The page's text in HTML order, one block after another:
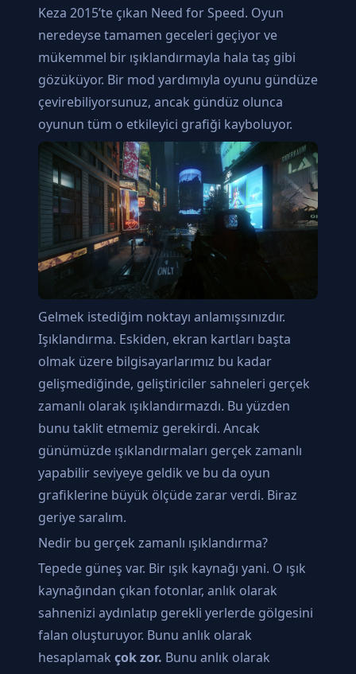
Keza 2015’te çıkan Need for Speed. Oyun
neredeyse tamamen geceleri geçiyor ve
mükemmel bir ışıklandırmayla hala taş gibi
gözüküyor. Bir mod yardımıyla oyunu gündüze
çevirebiliyorsunuz, ancak gündüz olunca
oyunun tüm o etkileyici grafiği kayboluyor.
Gelmek istediğim noktayı anlamışsınızdır.
Işıklandırma. Eskiden, ekran kartları başta
olmak üzere bilgisayarlarımız bu kadar
gelişmediğinde, geliştiriciler sahneleri gerçek
zamanlı olarak ışıklandırmazdı. Bu yüzden
bunu taklit etmemiz gerekirdi. Ancak
günümüzde ışıklandırmaları gerçek zamanlı
yapabilir seviyeye geldik ve bu da oyun
grafiklerine büyük ölçüde zarar verdi. Biraz
geriye saralım.
Nedir bu gerçek zamanlı ışıklandırma?
Tepede güneş var. Bir ışık kaynağı yani. O ışık
kaynağından çıkan fotonlar, anlık olarak
sahnenizi aydınlatıp gerekli yerlerde gölgesini
falan oluşturuyor. Bunu anlık olarak
hesaplamak çok zor. Bunu anlık olarak